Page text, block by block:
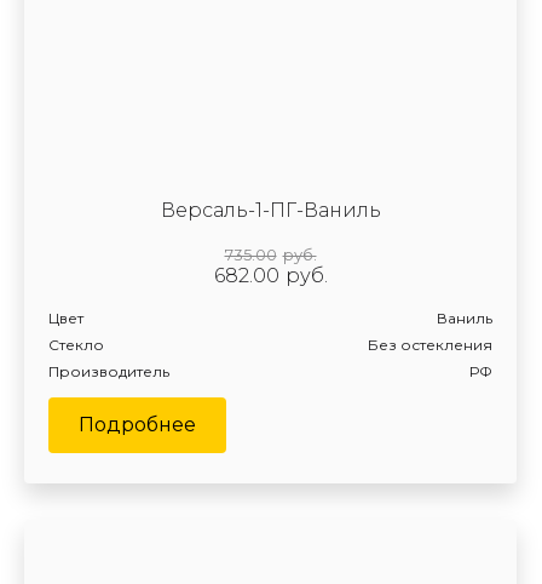
Версаль-1-ПГ-Ваниль
руб.
735.00
руб.
682.00
Цвет Ваниль
Производитель РФ
Стекло Без остекления
Подробнее